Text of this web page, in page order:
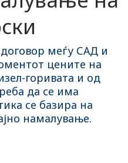
меѓу САД и
цените на
горивата и од
да се има
се базира на
намалување.